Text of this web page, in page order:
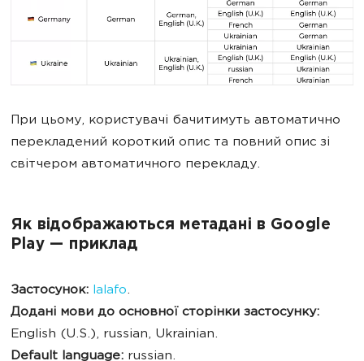
При цьому, користувачі бачитимуть автоматично
перекладений короткий опис та повний опис зі
світчером автоматичного перекладу.
Як відображаються метадані в Google
Play — приклад
Застосунок: lalafo.
Додані мови до основної сторінки застосунку:
English (U.S.), russian, Ukrainian.
Default language: russian.